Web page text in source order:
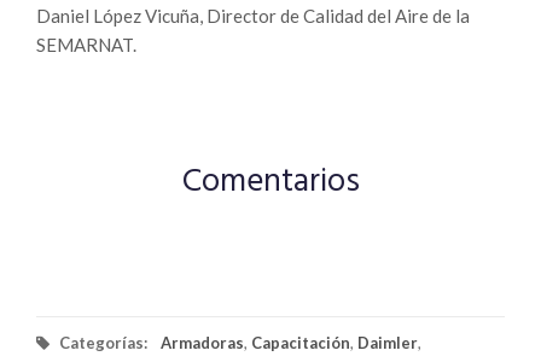
Daniel López Vicuña, Director de Calidad del Aire de la
SEMARNAT.
Comentarios
Categorías: Armadoras, Capacitación, Daimler,